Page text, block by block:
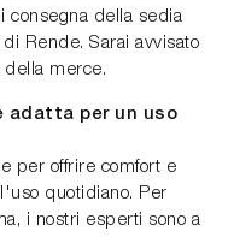
consegna della sedia
Rende. Sarai avvisato
della merce.
adatta per un uso
per offrire comfort e
quotidiano. Per
i nostri esperti sono a